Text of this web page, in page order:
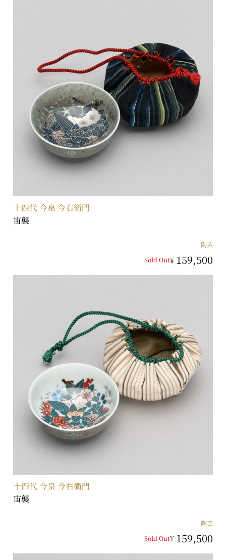
十四代 今泉 今右衛門
宙襲
陶芸
Sold Out¥ 159,500
十四代 今泉 今右衛門
宙襲
陶芸
Sold Out¥ 159,500